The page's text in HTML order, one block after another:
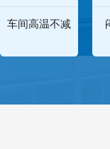
车间高温不减